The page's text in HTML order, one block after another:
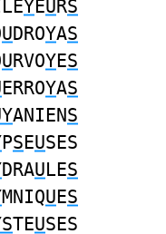
YEURS
UDROYAS
URVOYES
ERROYAS
ANIENS
PSEUSES
DRAULES
MNIQUES
TEUSES